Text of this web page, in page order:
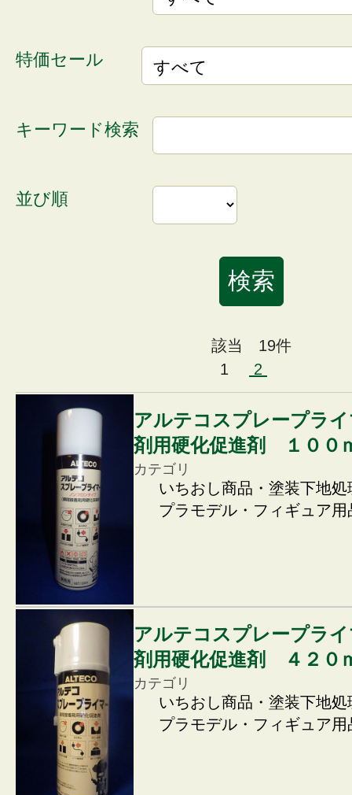
特価セール
キーワード検索
並び順
該当 19件
1
2
アルテコスプレープラ
剤用硬化促進剤 １００
カテゴリ
いちおし商品・塗装下地
プラモデル・フィギュア
アルテコスプレープラ
剤用硬化促進剤 ４２０
カテゴリ
いちおし商品・塗装下地
プラモデル・フィギュア